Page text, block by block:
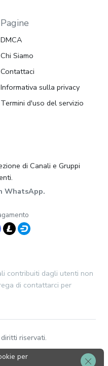
Pagine
DMCA
Chi Siamo
Contattaci
Informativa sulla privacy
Termini d'uso del servizio
di Canali e Gruppi
WhatsApp.
contribuiti dagli utenti non
di contattarci per
riservati.
per